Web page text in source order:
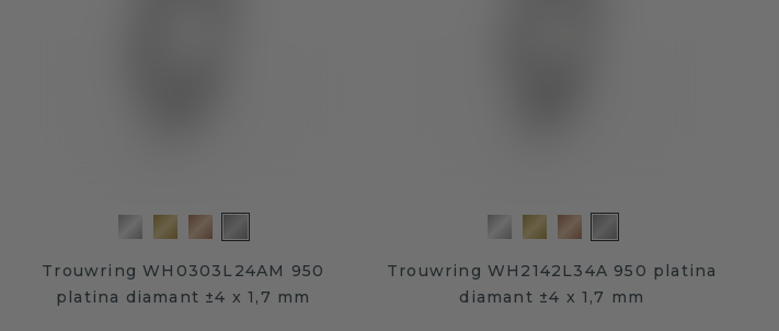
Trouwring WH0303L24AM 950
platina diamant ±4 x 1,7 mm
Trouwring WH2142L34A 950 platina
diamant ±4 x 1,7 mm